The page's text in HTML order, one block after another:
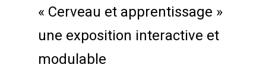
« Cerveau et apprentissage »
une exposition interactive et
modulable